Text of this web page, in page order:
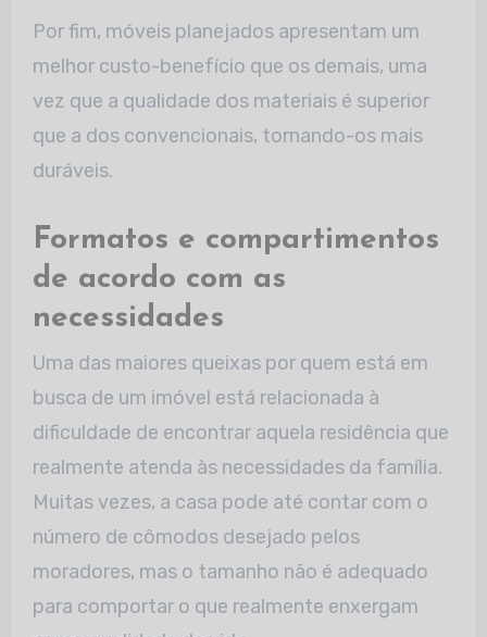
Por fim, móveis planejados apresentam um
melhor custo-benefício que os demais, uma
vez que a qualidade dos materiais é superior
que a dos convencionais, tornando-os mais
duráveis.
Formatos e compartimentos
de acordo com as
necessidades
Uma das maiores queixas por quem está em
busca de um imóvel está relacionada à
dificuldade de encontrar aquela residência que
realmente atenda às necessidades da família.
Muitas vezes, a casa pode até contar com o
número de cômodos desejado pelos
moradores, mas o tamanho não é adequado
para comportar o que realmente enxergam